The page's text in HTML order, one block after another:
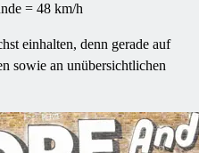
= 48 km/h
einhalten, denn gerade auf
sowie an unübersichtlichen